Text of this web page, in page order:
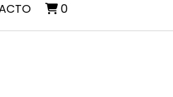
0